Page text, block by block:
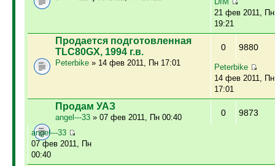
21 фев 2011, Пн
19:21
Продается подготовленная
TLC80GX, 1994 г.в.
Peterbike» 14 фев 2011, Пн 17:01
0 9880
Peterbike
14 фев 2011, Пн
17:01
Продам УАЗ
angel---33» 07 фев 2011, Пн 00:40 0 9873
angel---33
07 фев 2011, Пн
00:40